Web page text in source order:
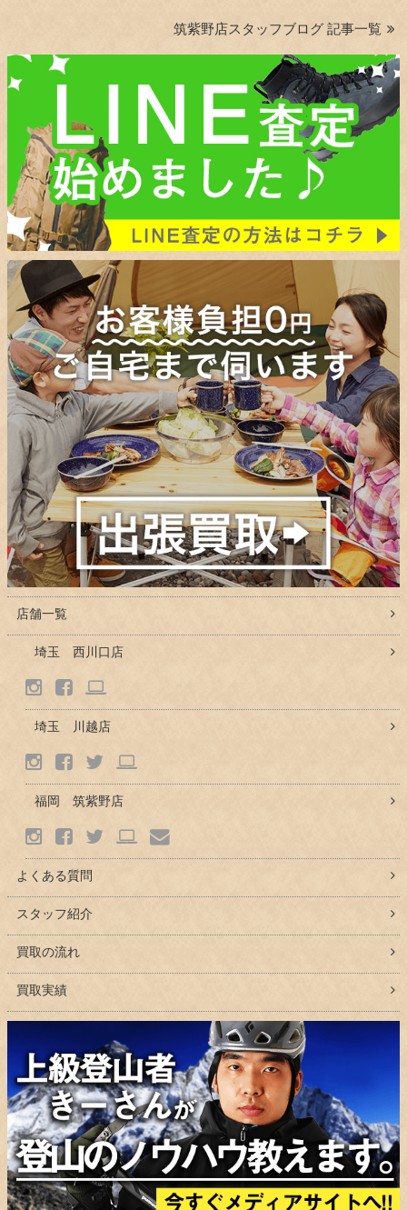
筑紫野店スタッフブログ 記事一覧
店舗一覧
埼玉 西川口店
埼玉 川越店
福岡 筑紫野店
よくある質問
スタッフ紹介
買取の流れ
買取実績